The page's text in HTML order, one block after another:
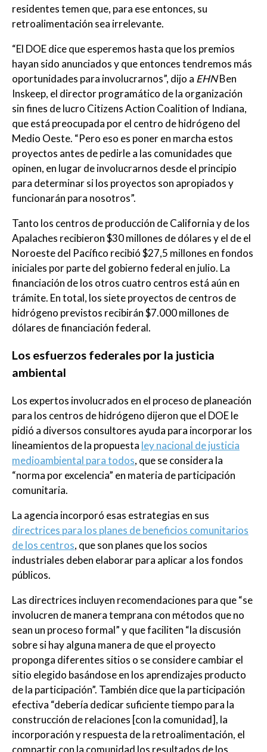
residentes temen que, para ese entonces, su
retroalimentación sea irrelevante.
“El DOE dice que esperemos hasta que los premios
hayan sido anunciados y que entonces tendremos más
oportunidades para involucrarnos”, dijo a EHNBen
Inskeep, el director programático de la organización
sin fines de lucro Citizens Action Coalition of Indiana,
que está preocupada por el centro de hidrógeno del
Medio Oeste. “Pero eso es poner en marcha estos
proyectos antes de pedirle a las comunidades que
opinen, en lugar de involucrarnos desde el principio
para determinar si los proyectos son apropiados y
funcionarán para nosotros”.
Tanto los centros de producción de California y de los
Apalaches recibieron $30 millones de dólares y el de el
Noroeste del Pacífico recibió $27,5 millones en fondos
iniciales por parte del gobierno federal en julio. La
financiación de los otros cuatro centros está aún en
trámite. En total, los siete proyectos de centros de
hidrógeno previstos recibirán $7.000 millones de
dólares de financiación federal.
Los esfuerzos federales por la justicia
ambiental
Los expertos involucrados en el proceso de planeación
para los centros de hidrógeno dijeron que el DOE le
pidió a diversos consultores ayuda para incorporar los
lineamientos de la propuesta ley nacional de justicia
medioambiental para todos, que se considera la
“norma por excelencia” en materia de participación
comunitaria.
La agencia incorporó esas estrategias en sus
directrices para los planes de beneficios comunitarios
de los centros, que son planes que los socios
industriales deben elaborar para aplicar a los fondos
públicos.
Las directrices incluyen recomendaciones para que “se
involucren de manera temprana con métodos que no
sean un proceso formal” y que faciliten “la discusión
sobre si hay alguna manera de que el proyecto
proponga diferentes sitios o se considere cambiar el
sitio elegido basándose en los aprendizajes producto
de la participación”. También dice que la participación
efectiva “debería dedicar suficiente tiempo para la
construcción de relaciones [con la comunidad], la
incorporación y respuesta de la retroalimentación, el